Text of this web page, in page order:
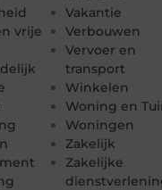
vrije
Vakantie
Verbouwen
Vervoer en
transport
Winkelen
Woning en
Woningen
Zakelijk
Zakelijke